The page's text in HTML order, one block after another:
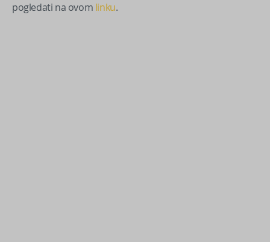
pogledati na ovom linku.